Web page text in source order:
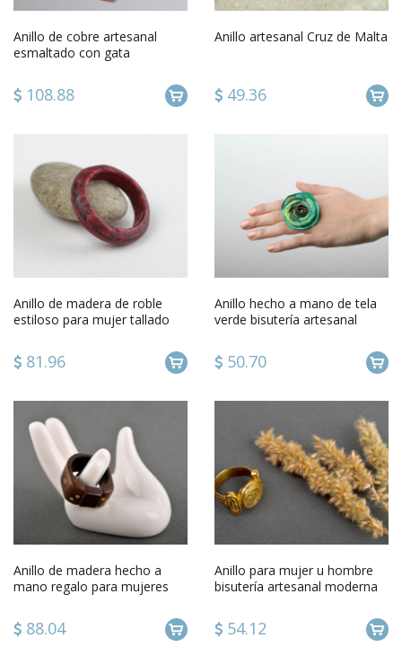
Anillo de cobre artesanal
esmaltado con gata
108.88
Anillo artesanal Cruz de Malta
49.36
Anillo de madera de roble
estiloso para mujer tallado
81.96
Anillo hecho a mano de tela
verde bisutería artesanal
50.70
Anillo de madera hecho a
mano regalo para mujeres
estilo
88.04
Anillo para mujer u hombre
bisutería artesanal moderna
54.12